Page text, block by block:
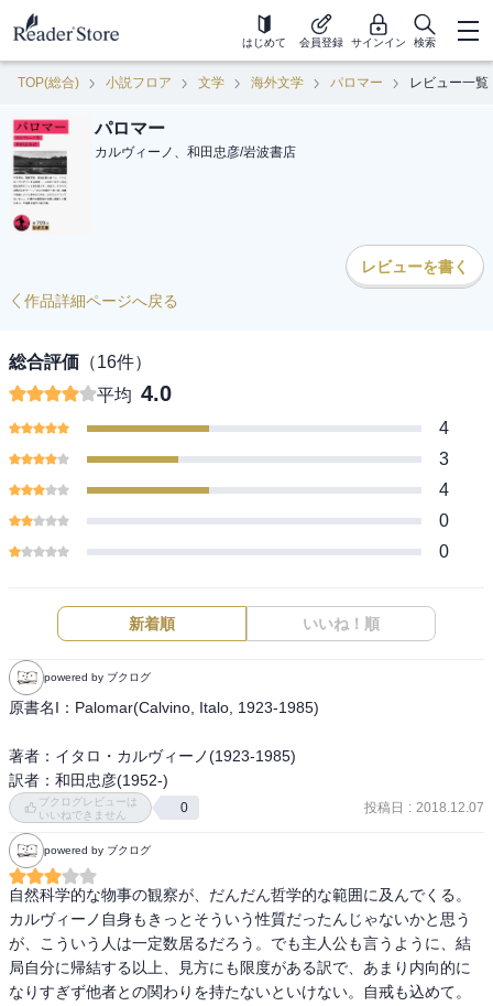
はじめて 会員登録 サインイン 検索
TOP(総合) 小説フロア 文学 海外文学 パロマー レビュー一覧
パロマー
カルヴィーノ、和田忠彦/岩波書店
レビューを書く
作品詳細ページへ戻る
総合評価 （16件）
平均 4.0
4
3
4
0
0
新着順 いいね！順
powered by ブクログ
原書名I：Palomar(Calvino, Italo, 1923-1985)
著者：イタロ・カルヴィーノ(1923-1985)
訳者：和田忠彦(1952-)
ブクログレビューは
いいねできません
0 投稿日 : 2018.12.07
powered by ブクログ
自然科学的な物事の観察が、だんだん哲学的な範囲に及んでくる。
カルヴィーノ自身もきっとそういう性質だったんじゃないかと思う
が、こういう人は一定数居るだろう。でも主人公も言うように、結
局自分に帰結する以上、見方にも限度がある訳で、あまり内向的に
なりすぎず他者との関わりを持たないといけない。自戒も込めて。